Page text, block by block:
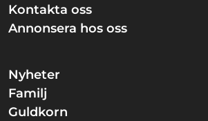
Kontakta oss
Annonsera hos oss
Nyheter
Familj
Guldkorn